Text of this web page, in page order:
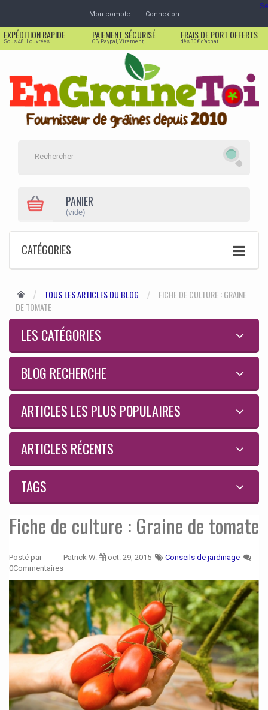
Mon compte Connexion
EXPÉDITION RAPIDE
Sous 48H ouvrées
PAIEMENT SÉCURISÉ
CB, Paypal, Virement,...
FRAIS DE PORT OFFERTS
dès 30€ d'achat
PANIER
(vide)
CATÉGORIES
TOUS LES ARTICLES DU BLOG
FICHE DE CULTURE : GRAINE
DE TOMATE
LES CATÉGORIES
BLOG RECHERCHE
ARTICLES LES PLUS POPULAIRES
ARTICLES RÉCENTS
TAGS
Fiche de culture : Graine de tomate
Posté par Patrick W. oct. 29, 2015
Conseils de jardinage
0Commentaires